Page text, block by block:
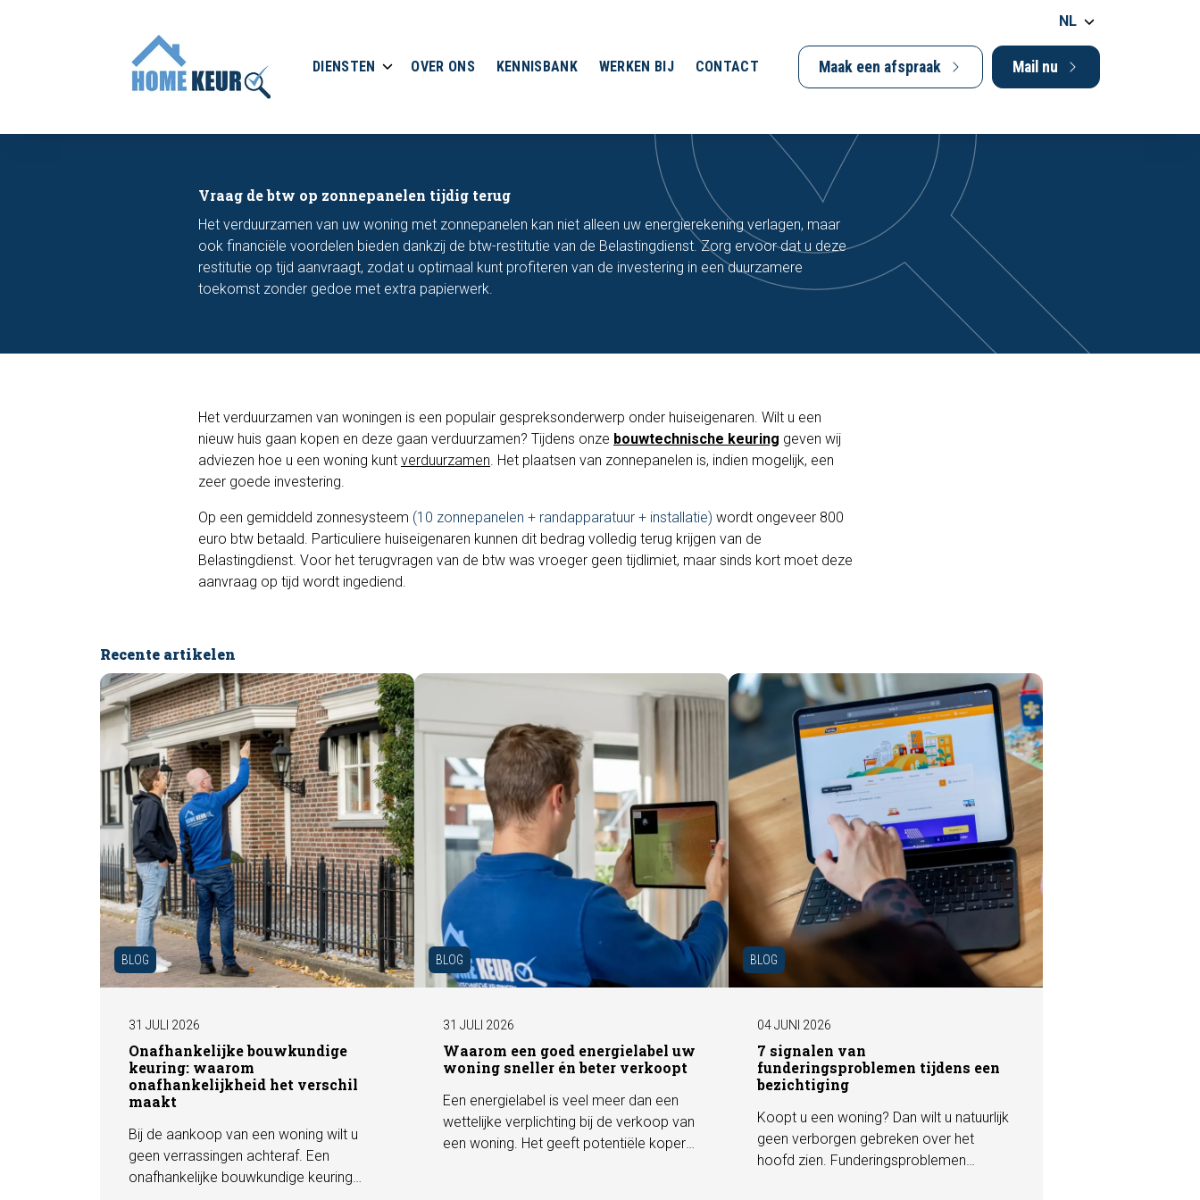
DIENSTEN OVER ONS KENNISBANK WERKEN BIJ CONTACT
NL
Maak een afspraak Mail nu
Vraag de btw op zonnepanelen tijdig terug
Het verduurzamen van uw woning met zonnepanelen kan niet alleen uw energierekening verlagen, maar
ook financiële voordelen bieden dankzij de btw-restitutie van de Belastingdienst. Zorg ervoor dat u deze
restitutie op tijd aanvraagt, zodat u optimaal kunt profiteren van de investering in een duurzamere
toekomst zonder gedoe met extra papierwerk.
Het verduurzamen van woningen is een populair gespreksonderwerp onder huiseigenaren. Wilt u een
nieuw huis gaan kopen en deze gaan verduurzamen? Tijdens onze bouwtechnische keuring geven wij
adviezen hoe u een woning kunt verduurzamen. Het plaatsen van zonnepanelen is, indien mogelijk, een
zeer goede investering.
Op een gemiddeld zonnesysteem (10 zonnepanelen + randapparatuur + installatie) wordt ongeveer 800
euro btw betaald. Particuliere huiseigenaren kunnen dit bedrag volledig terug krijgen van de
Belastingdienst. Voor het terugvragen van de btw was vroeger geen tijdlimiet, maar sinds kort moet deze
aanvraag op tijd wordt ingediend.
Recente artikelen
BLOG
31 JULI 2026
Onafhankelijke bouwkundige
keuring: waarom
onafhankelijkheid het verschil
maakt
Bij de aankoop van een woning wilt u
geen verrassingen achteraf. Een
onafhankelijke bouwkundige keuring
BLOG
31 JULI 2026
Waarom een goed energielabel uw
woning sneller én beter verkoopt
Een energielabel is veel meer dan een
wettelijke verplichting bij de verkoop van
een woning. Het geeft potentiële kopers
BLOG
04 JUNI 2026
7 signalen van
funderingsproblemen tijdens een
bezichtiging
Koopt u een woning? Dan wilt u natuurlijk
geen verborgen gebreken over het
hoofd zien. Funderingsproblemen